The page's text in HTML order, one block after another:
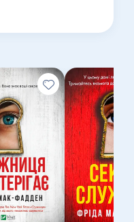
Та Єва знає, що
довіряти. Вона
життя. Ця людина
і ладна на